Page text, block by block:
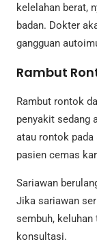
kelelahan berat,
badan. Dokter
gangguan
Rambut
Rambut rontok
penyakit sedang
atau rontok pada
pasien cemas
Sariawan
Jika sariawan
sembuh,
konsultasi.